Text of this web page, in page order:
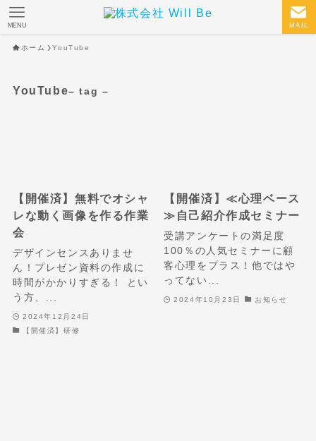
MAIL
MENU
ホーム YouTube
YouTube– tag –
【開催済】無料でオシャ
レな動く画像を作る作業
会
デザインセンスありませ
ん！プレゼン資料の作成に
時間がかかりすぎる！ とい
う方、...
2024年12月24日
【開催済】研修
【開催済】≪心理ベース
≫自己紹介作成セミナー
受講アンケートの満足度
100％の人気セミナーに顧
客心理をプラス！他ではや
ってない...
2024年10月23日 お知らせ